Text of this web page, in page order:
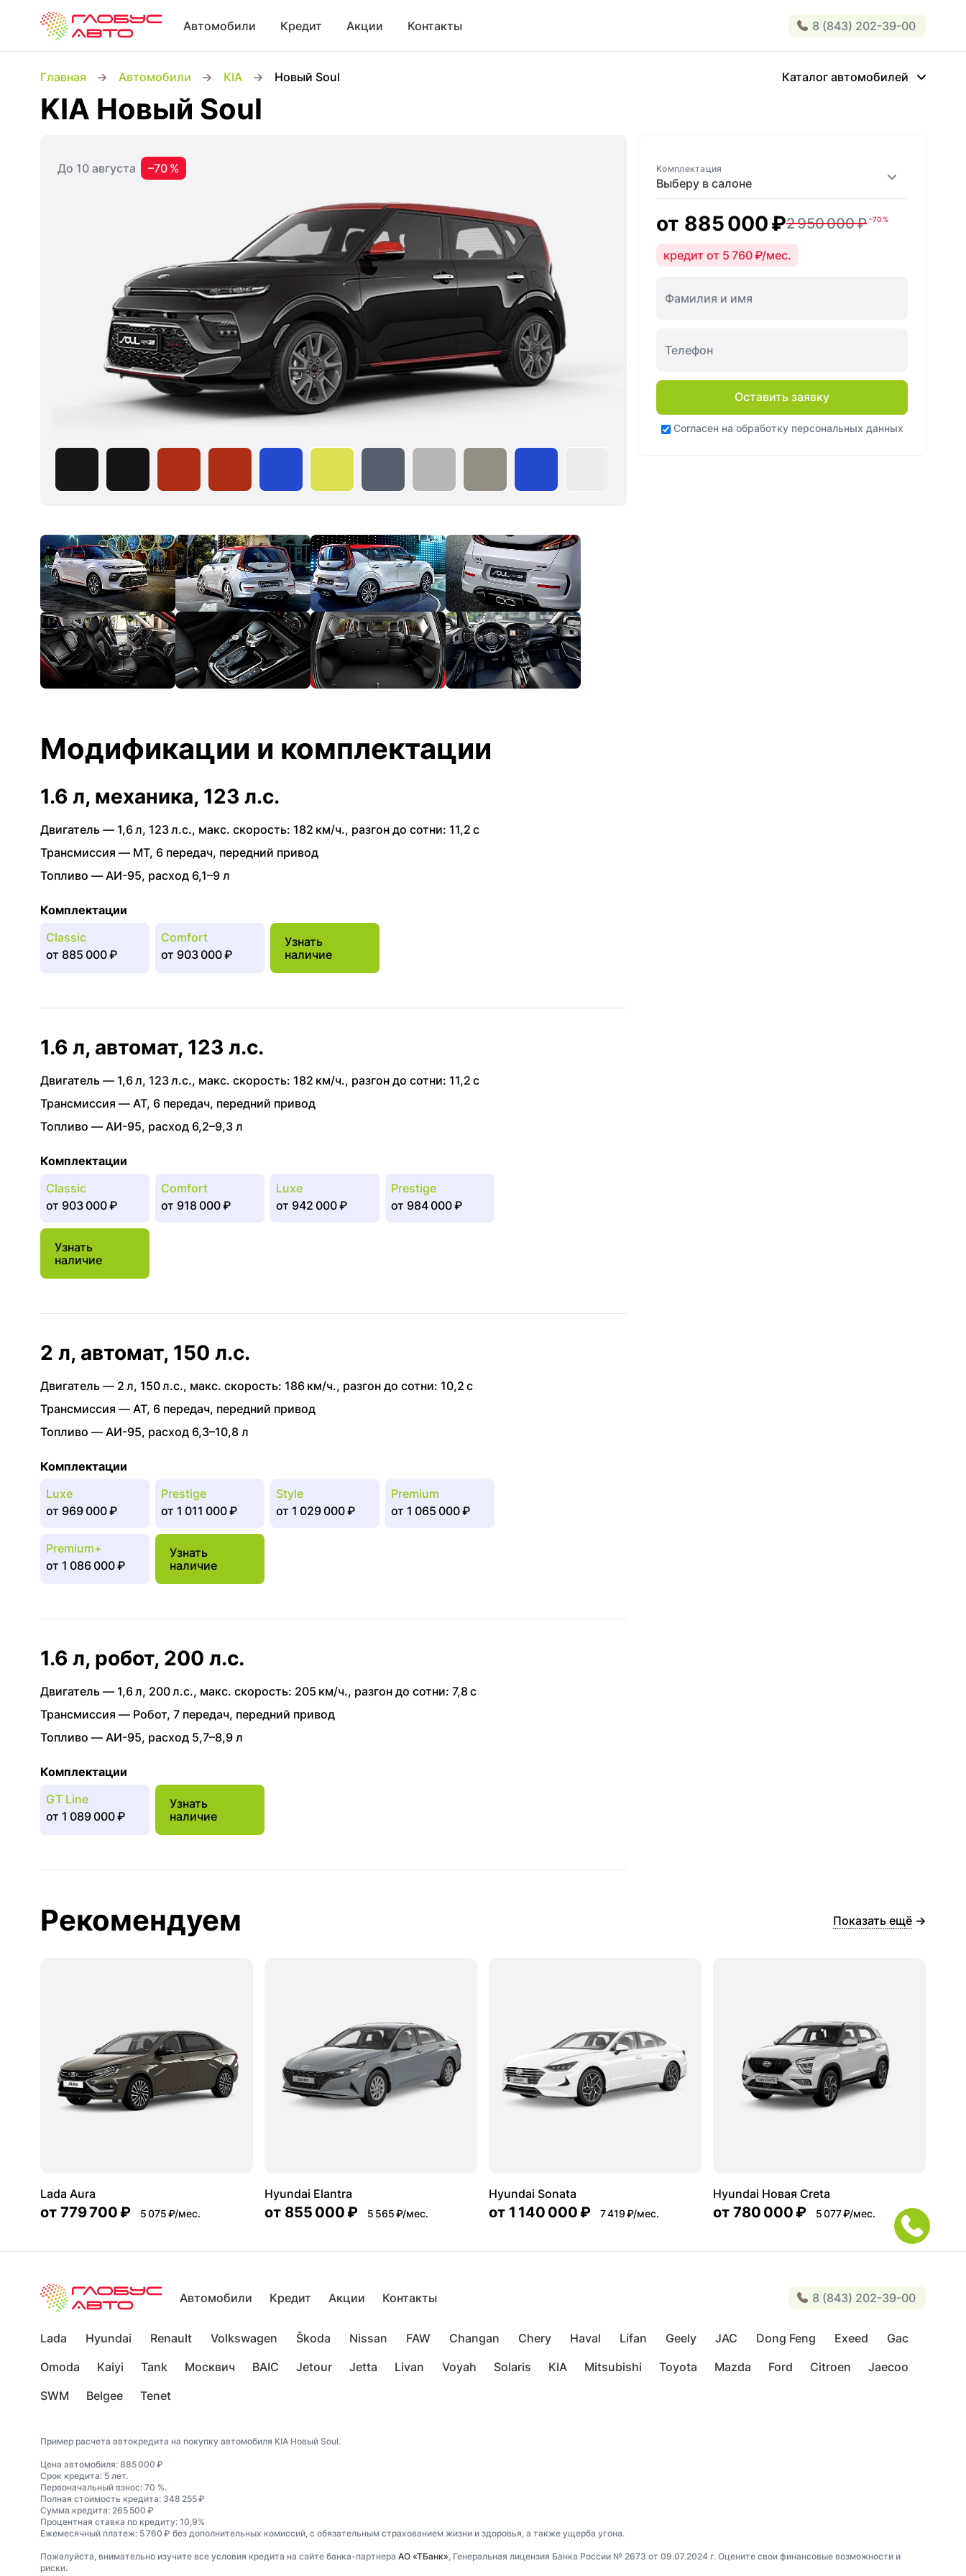
Автомобили Кредит Акции Контакты 8 (843) 202-39-00
Главная Автомобили KIA Новый Soul Каталог автомобилей
KIA Новый Soul
До 10 августа
–70 %
Выберу в салоне
Комплектация
от 885 000 ₽2 950 000 ₽ –70 %
кредит от 5 760 ₽/мес.
Оставить заявку
Согласен на обработку персональных данных
Модификации и комплектации
1.6 л, механика, 123 л.с.
Двигатель — 1,6 л, 123 л.с., макс. скорость: 182 км/ч., разгон до сотни: 11,2 с
Трансмиссия — MT, 6 передач, передний привод
Топливо — АИ-95, расход 6,1–9 л
Комплектации
Classic
от 885 000 ₽
Comfort
от 903 000 ₽
Узнать
наличие
1.6 л, автомат, 123 л.с.
Двигатель — 1,6 л, 123 л.с., макс. скорость: 182 км/ч., разгон до сотни: 11,2 с
Трансмиссия — AT, 6 передач, передний привод
Топливо — АИ-95, расход 6,2–9,3 л
Комплектации
Classic
от 903 000 ₽
Comfort
от 918 000 ₽
Luxe
от 942 000 ₽
Prestige
от 984 000 ₽
Узнать
наличие
2 л, автомат, 150 л.с.
Двигатель — 2 л, 150 л.с., макс. скорость: 186 км/ч., разгон до сотни: 10,2 с
Трансмиссия — AT, 6 передач, передний привод
Топливо — АИ-95, расход 6,3–10,8 л
Комплектации
Luxe
от 969 000 ₽
Prestige
от 1 011 000 ₽
Style
от 1 029 000 ₽
Premium
от 1 065 000 ₽
Premium+
от 1 086 000 ₽
Узнать
наличие
1.6 л, робот, 200 л.с.
Двигатель — 1,6 л, 200 л.с., макс. скорость: 205 км/ч., разгон до сотни: 7,8 с
Трансмиссия — Робот, 7 передач, передний привод
Топливо — АИ-95, расход 5,7–8,9 л
Комплектации
GT Line
от 1 089 000 ₽
Узнать
наличие
Рекомендуем Показать ещё
Lada Aura
от 779 700 ₽ 5 075 ₽/мес.
Hyundai Elantra
от 855 000 ₽ 5 565 ₽/мес.
Hyundai Sonata
от 1 140 000 ₽ 7 419 ₽/мес.
Hyundai Новая Creta
от 780 000 ₽ 5 077 ₽/мес.
Автомобили Кредит Акции Контакты 8 (843) 202-39-00
Lada Hyundai Renault Volkswagen Škoda Nissan FAW Changan Chery Haval Lifan Geely JAC Dong Feng Exeed
Gac
Omoda
Kaiyi Tank Москвич BAIC Jetour Jetta Livan Voyah Solaris KIA Mitsubishi Toyota Mazda Ford Citroen
Jaecoo
SWM
Belgee Tenet
Пример расчета автокредита на покупку автомобиля KIA Новый Soul.
Цена автомобиля: 885 000 ₽
Срок кредита: 5 лет.
Первоначальный взнос: 70 %.
Полная стоимость кредита: 348 255 ₽
Сумма кредита: 265 500 ₽
Процентная ставка по кредиту: 10,9%
Ежемесячный платеж: 5 760 ₽ без дополнительных комиссий, с обязательным страхованием жизни и здоровья, а также ущерба угона.
Пожалуйста, внимательно изучите все условия кредита на сайте банка-партнера АО «ТБанк», Генеральная лицензия Банка России № 2673 от 09.07.2024 г. Оцените свои финансовые возможности и
риски.